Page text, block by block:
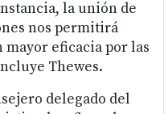
la unión de
nos permitirá
eficacia por las
Thewes.
delegado del